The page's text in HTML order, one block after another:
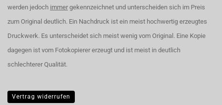
werden jedoch immer gekennzeichnet und unterscheiden sich im Preis
zum Original deutlich. Ein Nachdruck ist ein meist hochwertig erzeugtes
Druckwerk. Es unterscheidet sich meist wenig vom Original. Eine Kopie
dagegen ist vom Fotokopierer erzeugt und ist meist in deutlich
schlechterer Qualität.
Vertrag widerrufen